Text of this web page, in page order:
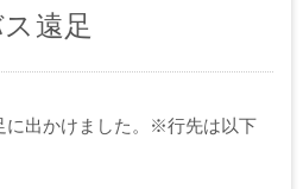
遠足
に出かけました。※行先は以下